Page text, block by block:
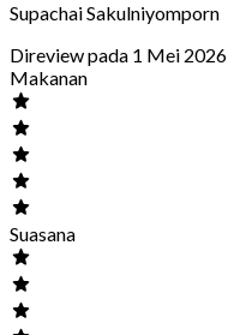
Supachai Sakulniyomporn
Direview pada 1 Mei 2026
Makanan
Suasana